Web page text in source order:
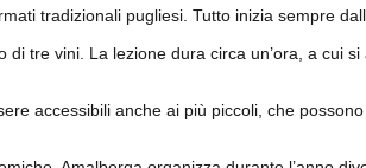
tradizionali pugliesi. Tutto inizia sempre
di tre vini. La lezione dura circa un’ora, a cui
accessibili anche ai più piccoli, che